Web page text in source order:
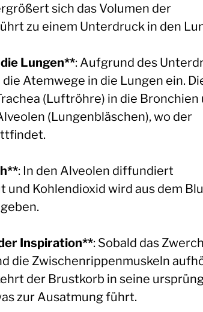
sich das Volumen der
zu einem Unterdruck in den
Lungen**: Aufgrund des
Atemwege in die Lungen ein.
(Luftröhre) in die Bronchien
(Lungenbläschen), wo der
: In den Alveolen diffundiert
und Kohlendioxid wird aus dem
Inspiration**: Sobald das
die Zwischenrippenmuskeln
der Brustkorb in seine
zur Ausatmung führt.